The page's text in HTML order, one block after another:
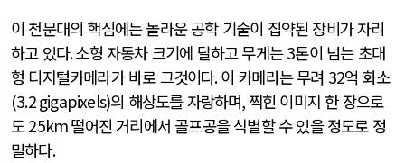
이 천문대의 핵심에는 놀라운 공학 기술이 집약된 장비가 자리
하고 있다.소형 자동차 크기에 달하고 무게는3톤이 넘는 초대
형 디지털카메라가 바로 그것이다.이 카메라는 무려 32억 화소
(3.2 gigapixels)의 해상도를 자랑하며, 찍힌 이미지 한 장으로
도25km떨어진 거리에서 골프공을 식별할 수 있을 정도로 정
밀하다.